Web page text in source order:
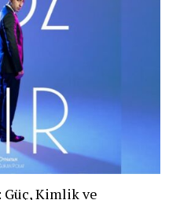
Güç, Kimlik ve